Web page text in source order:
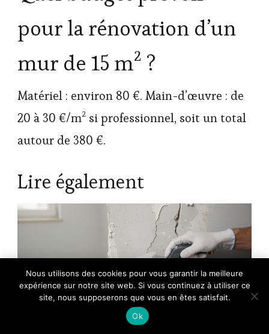
pour la rénovation d’un
mur de 15 m² ?
Matériel : environ 80 €. Main-d’œuvre : de
20 à 30 €/m² si professionnel, soit un total
autour de 380 €.
Lire également
×
🔥 TOP VENTE
Sader Rebouche Tout – Enduit de
Rebouchage Intérieur Prêt à …
Voir l'offre
Nous utilisons des cookies pour vous garantir la meilleure
expérience sur notre site web. Si vous continuez à utiliser ce
site, nous supposerons que vous en êtes satisfait.
Ok